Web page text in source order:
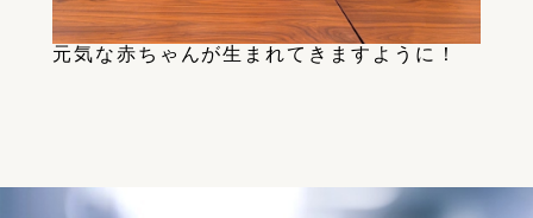
2024/02/10
元気な赤ちゃんが生まれてきますように！